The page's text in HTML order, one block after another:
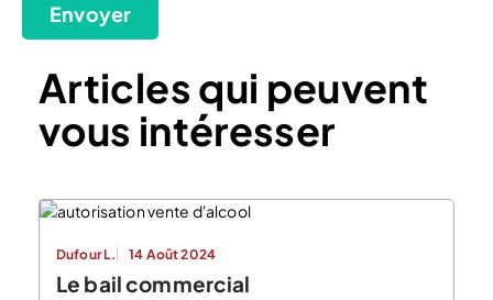
Envoyer
Articles qui peuvent
vous intéresser
Dufour L. 14 Août 2024
Le bail commercial